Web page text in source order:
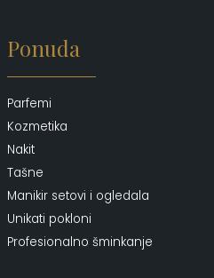
Ponuda
Parfemi
Kozmetika
Nakit
Tašne
Manikir setovi i ogledala
Unikati pokloni
Profesionalno šminkanje